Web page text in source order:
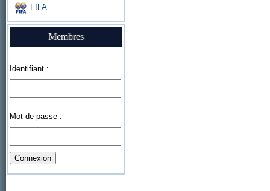
FIFA
Membres
Identifiant :
Mot de passe :